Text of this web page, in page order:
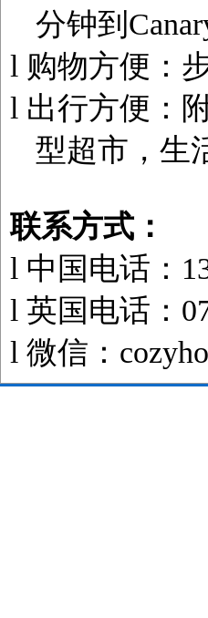
分钟到
l 购物方便：
l 出行方便：
型超市，生
联系方式：
l 中国电话：
l 英国电话：
l 微信：